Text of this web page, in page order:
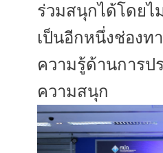
ร่วมสนุกได้โดยไ
เป็นอีกหนึ่งช่องท
ความรู้ด้านการป
ความสนุก